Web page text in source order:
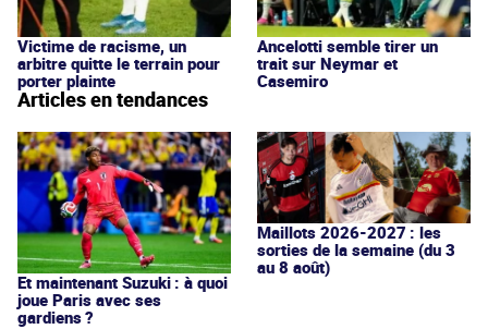
Victime de racisme, un
arbitre quitte le terrain pour
porter plainte
Ancelotti semble tirer un
trait sur Neymar et
Casemiro
Articles en tendances
Et maintenant Suzuki : à quoi
joue Paris avec ses
gardiens ?
Maillots 2026-2027 : les
sorties de la semaine (du 3
au 8 août)